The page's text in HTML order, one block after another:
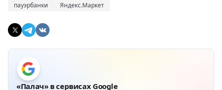
пауэрбанки
Яндекс.Маркет
«Палач» в сервисах Google